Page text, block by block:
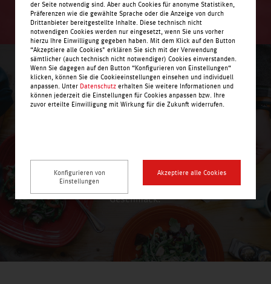
Geniessen leicht gemacht.
Von süß bis herzhaft – bei uns kommen Sie auf den
Geschmack.
der Seite notwendig sind. Aber auch Cookies für anonyme Statistiken,
Präferenzen wie die gewählte Sprache oder die Anzeige von durch
Drittanbieter bereitgestellte Inhalte. Diese technisch nicht
notwendigen Cookies werden nur eingesetzt, wenn Sie uns vorher
hierzu Ihre Einwilligung gegeben haben. Mit dem Klick auf den Button
“Akzeptiere alle Cookies" erklären Sie sich mit der Verwendung
sämtlicher (auch technisch nicht notwendiger) Cookies einverstanden.
Wenn Sie dagegen auf den Button “Konfigurieren von Einstellungen“
klicken, können Sie die Cookieeinstellungen einsehen und individuell
anpassen. Unter Datenschutz erhalten Sie weitere Informationen und
können jederzeit die Einstellungen für Cookies anpassen bzw. Ihre
zuvor erteilte Einwilligung mit Wirkung für die Zukunft widerrufen.
Konfigurieren von
Einstellungen
Akzeptiere alle Cookies